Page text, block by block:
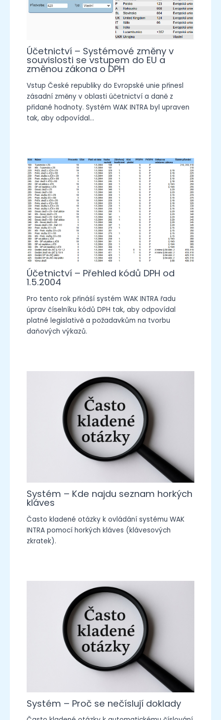
Účetnictví – Systémové změny v
souvislosti se vstupem do EU a
změnou zákona o DPH
Vstup České republiky do Evropské unie přinesl
zásadní změny v oblasti účetnictví a daně z
přidané hodnoty. Systém WAK INTRA byl upraven
tak, aby odpovídal…
Účetnictví – Přehled kódů DPH od
1.5.2004
Pro tento rok přináší systém WAK INTRA řadu
úprav číselníku kódů DPH tak, aby odpovídal
platné legislativě a požadavkům na tvorbu
daňových výkazů.
Systém – Kde najdu seznam horkých
kláves
Často kladené otázky k ovládání systému WAK
INTRA pomocí horkých kláves (klávesových
zkratek).
Systém – Proč se nečíslují doklady